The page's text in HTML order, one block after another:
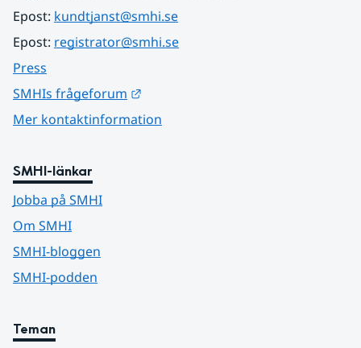
Epost: kundtjanst@smhi.se
Epost: registrator@smhi.se
Press
SMHIs frågeforum
Mer kontaktinformation
SMHI-länkar
Jobba på SMHI
Om SMHI
SMHI-bloggen
SMHI-podden
Teman